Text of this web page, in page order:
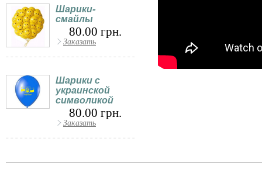
Шарики-
смайлы
80.00 грн.
Заказать
Шарики с
украинской
символикой
80.00 грн.
Заказать